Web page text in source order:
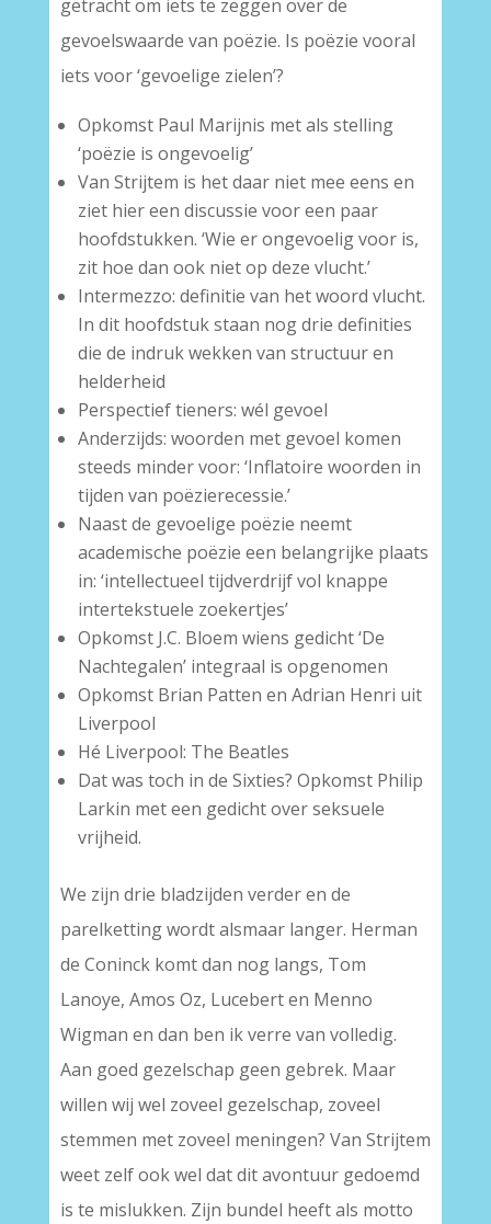
getracht om iets te zeggen over de
gevoelswaarde van poëzie. Is poëzie vooral
iets voor ‘gevoelige zielen’?
Opkomst Paul Marijnis met als stelling
‘poëzie is ongevoelig’
Van Strijtem is het daar niet mee eens en
ziet hier een discussie voor een paar
hoofdstukken. ‘Wie er ongevoelig voor is,
zit hoe dan ook niet op deze vlucht.’
Intermezzo: definitie van het woord vlucht.
In dit hoofdstuk staan nog drie definities
die de indruk wekken van structuur en
helderheid
Perspectief tieners: wél gevoel
Anderzijds: woorden met gevoel komen
steeds minder voor: ‘Inflatoire woorden in
tijden van poëzierecessie.’
Naast de gevoelige poëzie neemt
academische poëzie een belangrijke plaats
in: ‘intellectueel tijdverdrijf vol knappe
intertekstuele zoekertjes’
Opkomst J.C. Bloem wiens gedicht ‘De
Nachtegalen’ integraal is opgenomen
Opkomst Brian Patten en Adrian Henri uit
Liverpool
Hé Liverpool: The Beatles
Dat was toch in de Sixties? Opkomst Philip
Larkin met een gedicht over seksuele
vrijheid.
We zijn drie bladzijden verder en de
parelketting wordt alsmaar langer. Herman
de Coninck komt dan nog langs, Tom
Lanoye, Amos Oz, Lucebert en Menno
Wigman en dan ben ik verre van volledig.
Aan goed gezelschap geen gebrek. Maar
willen wij wel zoveel gezelschap, zoveel
stemmen met zoveel meningen? Van Strijtem
weet zelf ook wel dat dit avontuur gedoemd
is te mislukken. Zijn bundel heeft als motto